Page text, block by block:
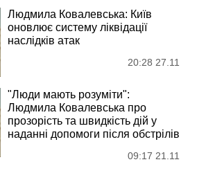
Людмила Ковалевська: Київ
оновлює систему ліквідації
наслідків атак
20:28 27.11
"Люди мають розуміти":
Людмила Ковалевська про
прозорість та швидкість дій у
наданні допомоги після обстрілів
09:17 21.11